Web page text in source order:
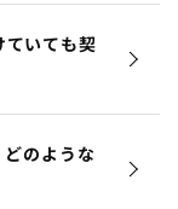
ていても契
のような